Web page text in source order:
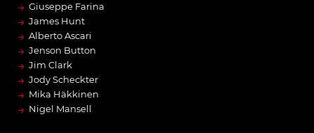
→ Giuseppe Farina
→ James Hunt
→ Alberto Ascari
→ Jenson Button
→ Jim Clark
→ Jody Scheckter
→ Mika Häkkinen
→ Nigel Mansell